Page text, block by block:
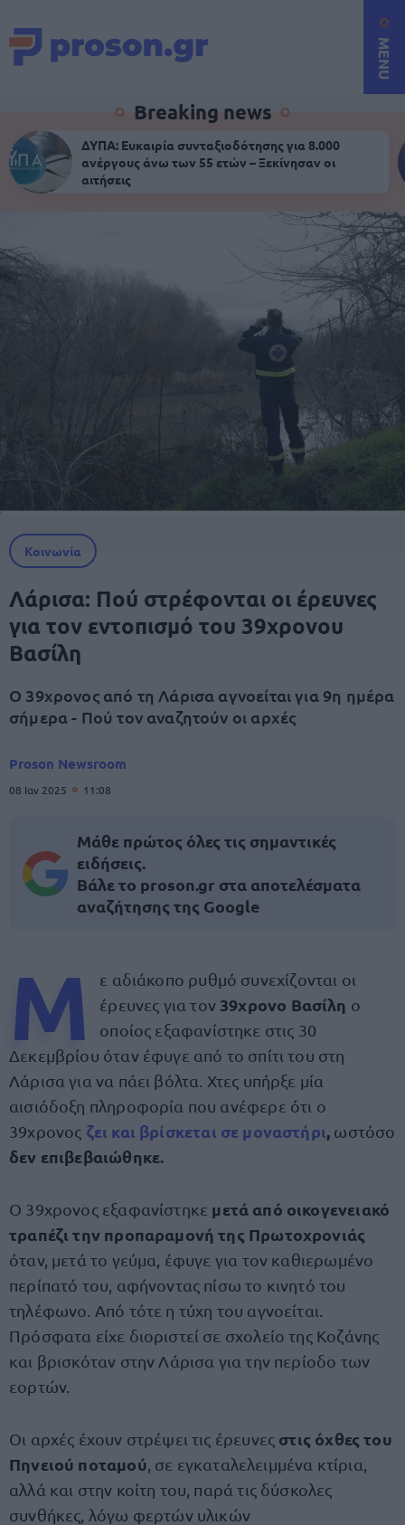
MENU
Breaking news
ΔΥΠΑ: Ευκαιρία συνταξιοδότησης για 8.000
ανέργους άνω των 55 ετών – Ξεκίνησαν οι
αιτήσεις
Κοινωνία
Λάρισα: Πού στρέφονται οι έρευνες
για τον εντοπισμό του 39χρονου
Βασίλη
Ο 39χρονος από τη Λάρισα αγνοείται για 9η ημέρα
σήμερα - Πού τον αναζητούν οι αρχές
Proson Newsroom
08 Ιαν 2025 11:08
Μάθε πρώτος όλες τις σημαντικές
ειδήσεις.
Βάλε το proson.gr στα αποτελέσματα
αναζήτησης της Google
Μ
ε αδιάκοπο ρυθμό συνεχίζονται οι
έρευνες για τον 39χρονο Βασίλη ο
οποίος εξαφανίστηκε στις 30
Δεκεμβρίου όταν έφυγε από το σπίτι του στη
Λάρισα για να πάει βόλτα. Χτες υπήρξε μία
αισιόδοξη πληροφορία που ανέφερε ότι ο
39χρονος ζει και βρίσκεται σε μοναστήρι, ωστόσο
δεν επιβεβαιώθηκε.
Ο 39χρονος εξαφανίστηκε μετά από οικογενειακό
τραπέζι την προπαραμονή της Πρωτοχρονιάς
όταν, μετά το γεύμα, έφυγε για τον καθιερωμένο
περίπατό του, αφήνοντας πίσω το κινητό του
τηλέφωνο. Από τότε η τύχη του αγνοείται.
Πρόσφατα είχε διοριστεί σε σχολείο της Κοζάνης
και βρισκόταν στην Λάρισα για την περίοδο των
εορτών.
Οι αρχές έχουν στρέψει τις έρευνες στις όχθες του
Πηνειού ποταμού , σε εγκαταλελειμμένα κτίρια,
αλλά και στην κοίτη του, παρά τις δύσκολες
συνθήκες, λόγω φερτών υλικών